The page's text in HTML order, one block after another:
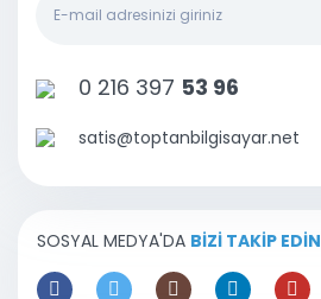
0 216 397 53 96
satis@toptanbilgisayar.net
SOSYAL MEDYA'DA BİZİ TAKİP EDİN